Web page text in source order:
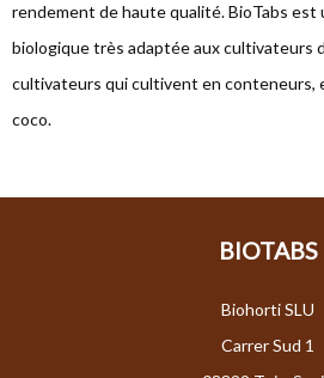
rendement de haute qualité. BioTabs
biologique très adaptée aux cultivateurs
cultivateurs qui cultivent en conteneurs,
coco.
BIOTABS
Biohorti SLU
Carrer Sud 1